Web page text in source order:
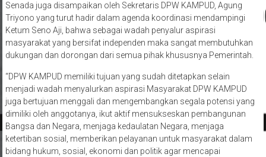
Senada juga disampaikan oleh Sekretaris DPW KAMPUD, Agung
Triyono yang turut hadir dalam agenda koordinasi mendampingi
Ketum Seno Aji, bahwa sebagai wadah penyalur aspirasi
masyarakat yang bersifat independen maka sangat membutuhkan
dukungan dan dorongan dari semua pihak khususnya Pemerintah.
“DPW KAMPUD memiliki tujuan yang sudah ditetapkan selain
menjadi wadah menyalurkan aspirasi Masyarakat DPW KAMPUD
juga bertujuan menggali dan mengembangkan segala potensi yang
dimiliki oleh anggotanya, ikut aktif mensukseskan pembangunan
Bangsa dan Negara, menjaga kedaulatan Negara, menjaga
ketertiban sosial, memberikan pelayanan untuk masyarakat dalam
bidang hukum, sosial, ekonomi dan politik agar mencapai